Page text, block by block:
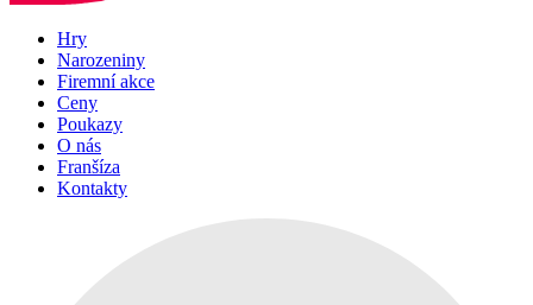
Hry
Narozeniny
Firemní akce
Ceny
Poukazy
O nás
Franšíza
Kontakty